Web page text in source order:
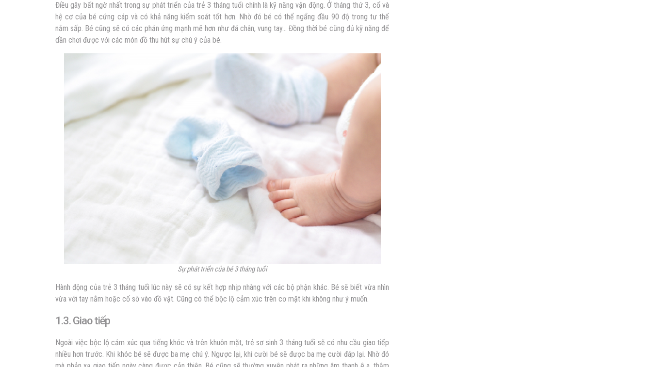
Điều gây bất ngờ nhất trong sự phát triển của trẻ 3 tháng tuổi chính là kỹ năng vận động. Ở tháng thứ 3, cổ và
hệ cơ của bé cứng cáp và có khả năng kiểm soát tốt hơn. Nhờ đó bé có thể ngẩng đầu 90 độ trong tư thế
nằm sấp. Bé cũng sẽ có các phản ứng mạnh mẽ hơn như đá chân, vung tay… Đồng thời bé cũng đủ kỹ năng để
dần chơi được với các món đồ thu hút sự chú ý của bé.
Sự phát triển của bé 3 tháng tuổi
Hành động của trẻ 3 tháng tuổi lúc này sẽ có sự kết hợp nhịp nhàng với các bộ phận khác. Bé sẽ biết vừa nhìn
vừa với tay nắm hoặc cố sờ vào đồ vật. Cũng có thể bộc lộ cảm xúc trên cơ mặt khi không như ý muốn.
1.3. Giao tiếp
Ngoài việc bộc lộ cảm xúc qua tiếng khóc và trên khuôn mặt, trẻ sơ sinh 3 tháng tuổi sẽ có nhu cầu giao tiếp
nhiều hơn trước. Khi khóc bé sẽ được ba mẹ chú ý. Ngược lại, khi cười bé sẽ được ba mẹ cười đáp lại. Nhờ đó